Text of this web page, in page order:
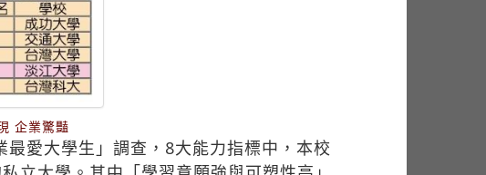
企業驚豔
愛大學生」調查，8大能力指標中，本校